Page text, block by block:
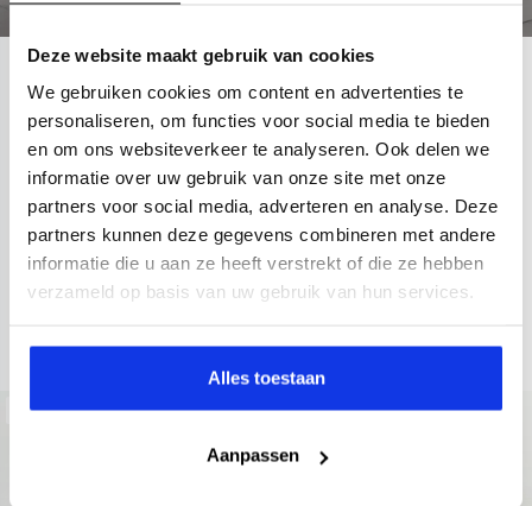
Deze website maakt gebruik van cookies
We gebruiken cookies om content en advertenties te
personaliseren, om functies voor social media te bieden
en om ons websiteverkeer te analyseren. Ook delen we
informatie over uw gebruik van onze site met onze
partners voor social media, adverteren en analyse. Deze
partners kunnen deze gegevens combineren met andere
informatie die u aan ze heeft verstrekt of die ze hebben
verzameld op basis van uw gebruik van hun services.
Alles toestaan
Aanpassen
VW-Bedrijfswagens E-Transporter
70.9 kWh
372 km actieradius
71 kWh accu 2026
100 km
cruise control
Cruise control adaptief
electronic
Kopen
32.945,-
Financieren
417,- p.m.
Beschikbaar